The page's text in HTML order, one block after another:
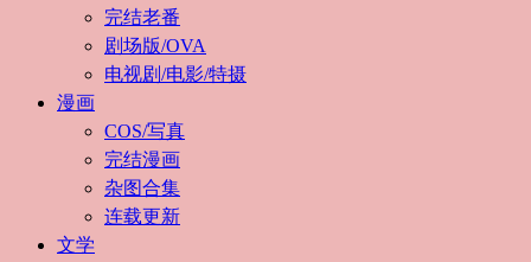
完结老番
剧场版/OVA
电视剧/电影/特摄
漫画
COS/写真
完结漫画
杂图合集
连载更新
文学